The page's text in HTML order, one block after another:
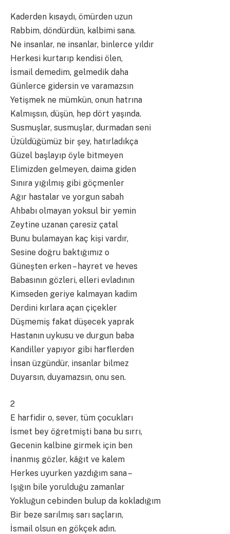
Kaderden kısaydı, ömürden uzun
Rabbim, döndürdün, kalbimi sana.
Ne insanlar, ne insanlar, binlerce yıldır
Herkesi kurtarıp kendisi ölen,
İsmail demedim, gelmedik daha
Günlerce gidersin ve varamazsın
Yetişmek ne mümkün, onun hatrına
Kalmışsın, düşün, hep dört yaşında.
Susmuşlar, susmuşlar, durmadan seni
Üzüldüğümüz bir şey, hatırladıkça
Güzel başlayıp öyle bitmeyen
Elimizden gelmeyen, daima giden
Sınıra yığılmış gibi göçmenler
Ağır hastalar ve yorgun sabah
Ahbabı olmayan yoksul bir yemin
Zeytine uzanan çaresiz çatal
Bunu bulamayan kaç kişi vardır,
Sesine doğru baktığımız o
Güneşten erken – hayret ve heves
Babasının gözleri, elleri evladının
Kimseden geriye kalmayan kadim
Derdini kırlara açan çiçekler
Düşmemiş fakat düşecek yaprak
Hastanın uykusu ve durgun baba
Kandiller yapıyor gibi harflerden
İnsan üzgündür, insanlar bilmez
Duyarsın, duyamazsın, onu sen.
2
E harfidir o, sever, tüm çocukları
İsmet bey öğretmişti bana bu sırrı,
Gecenin kalbine girmek için ben
İnanmış gözler, kâğıt ve kalem
Herkes uyurken yazdığım sana –
Işığın bile yorulduğu zamanlar
Yokluğun cebinden bulup da kokladığım
Bir beze sarılmış sarı saçların,
İsmail olsun en gökçek adın.